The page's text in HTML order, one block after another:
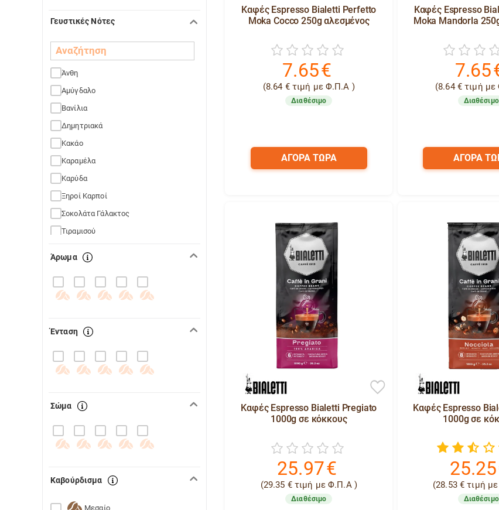
Γευστικές Νότες
Άνθη
Αμύγδαλο
Βανίλια
Δημητριακά
Κακάο
Καραμέλα
Καρύδα
Ξηροί Καρποί
Σοκολάτα Γάλακτος
Τιραμισού
Άρωμα
Ένταση
Σώμα
Καβούρδισμα
Μεσαίο
Καφές Espresso Bialetti Perfetto
Moka Cocco 250g αλεσμένος
7.65€
(8.64 €τιμή με Φ.Π.Α )
Διαθέσιμο
ΑΓΟΡΑ ΤΩΡΑ
Καφές Espresso
Moka Mandorla
7.65
(8.64 € τιμή
Διαθέσιμο
ΑΓΟΡΑ
Καφές Espresso Bialetti Pregiato
1000g σε κόκκους
25.97€
(29.35 €τιμή με Φ.Π.Α )
Διαθέσιμο
Καφές Espresso
1000g σε
25.25
(28.53 € τιμή
Διαθέσιμο